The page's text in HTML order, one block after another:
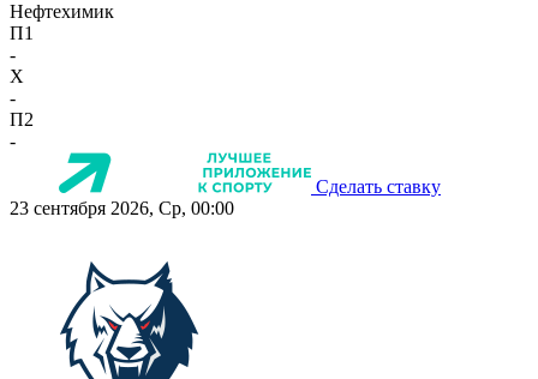
Нефтехимик
П1
-
X
-
П2
-
Сделать ставку
23 сентября 2026, Ср, 00:00